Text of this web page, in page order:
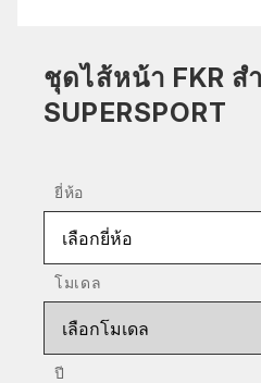
ชุดไส้หน้า FKR
SUPERSPORT
ยี่ห้อ
เลือกยี่ห้อ
โมเดล
เลือกโมเดล
ปี